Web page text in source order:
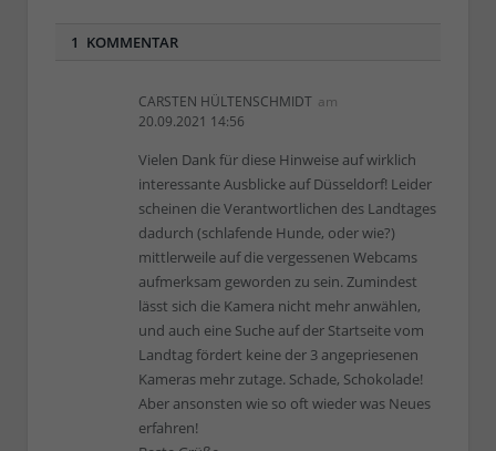
1 KOMMENTAR
CARSTEN HÜLTENSCHMIDT am
20.09.2021 14:56
Vielen Dank für diese Hinweise auf wirklich
interessante Ausblicke auf Düsseldorf! Leider
scheinen die Verantwortlichen des Landtages
dadurch (schlafende Hunde, oder wie?)
mittlerweile auf die vergessenen Webcams
aufmerksam geworden zu sein. Zumindest
lässt sich die Kamera nicht mehr anwählen,
und auch eine Suche auf der Startseite vom
Landtag fördert keine der 3 angepriesenen
Kameras mehr zutage. Schade, Schokolade!
Aber ansonsten wie so oft wieder was Neues
erfahren!